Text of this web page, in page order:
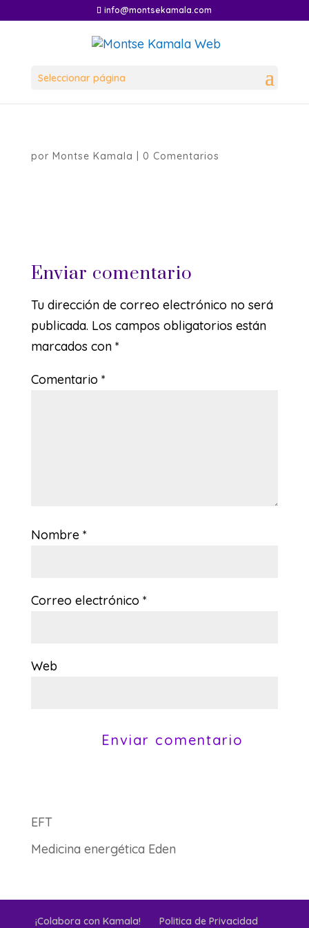
info@montsekamala.com
Seleccionar página
por Montse Kamala 0 Comentarios
Enviar comentario
Tu dirección de correo electrónico no será
publicada. Los campos obligatorios están
marcados con *
Comentario *
Nombre *
Correo electrónico *
Web
EFT
Medicina energética Eden
¡Colabora con Kamala! Politica de Privacidad